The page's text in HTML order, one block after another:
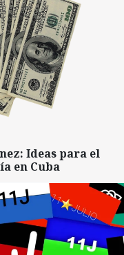
Ideas para el
en Cuba